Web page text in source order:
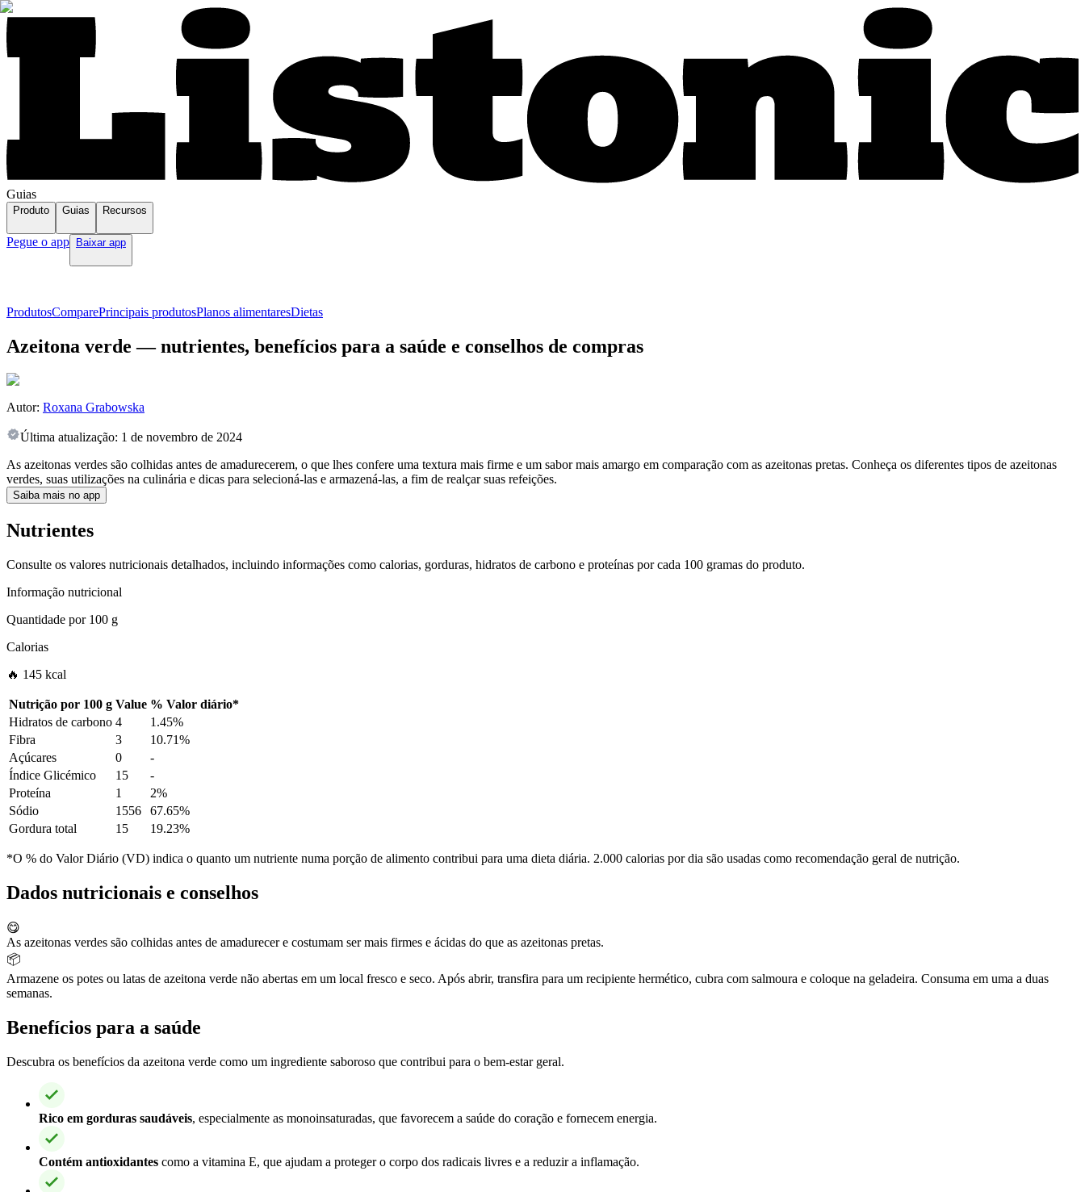
Guias
Produto Guias Recursos
Pegue o app Baixar app
ProdutosComparePrincipais produtosPlanos alimentaresDietas
Azeitona verde — nutrientes, benefícios para a saúde e conselhos de compras
Autor: Roxana Grabowska
Última atualização: 1 de novembro de 2024
As azeitonas verdes são colhidas antes de amadurecerem, o que lhes confere uma textura mais firme e um sabor mais amargo em comparação com as azeitonas pretas. Conheça os diferentes tipos de azeitonas
verdes, suas utilizações na culinária e dicas para selecioná-las e armazená-las, a fim de realçar suas refeições.
Saiba mais no app
Nutrientes
Consulte os valores nutricionais detalhados, incluindo informações como calorias, gorduras, hidratos de carbono e proteínas por cada 100 gramas do produto.
Informação nutricional
Quantidade por100 g
Calorias
🔥 145 kcal
Nutrição por 100 g Value % Valor diário*
Hidratos de carbono 4
1.45%
Fibra
3
10.71%
Açúcares
0
-
Índice Glicémico
15
-
Proteína
1
2%
Sódio
1556
67.65%
Gordura total
15 19.23%
*O % do Valor Diário (VD) indica o quanto um nutriente numa porção de alimento contribui para uma dieta diária. 2.000 calorias por dia são usadas como recomendação geral de nutrição.
Dados nutricionais e conselhos
😋
As azeitonas verdes são colhidas antes de amadurecer e costumam ser mais firmes e ácidas do que as azeitonas pretas.
📦
Armazene os potes ou latas de azeitona verde não abertas em um local fresco e seco. Após abrir, transfira para um recipiente hermético, cubra com salmoura e coloque na geladeira. Consuma em uma a duas
semanas.
Benefícios para a saúde
Descubra os benefícios da azeitona verde como um ingrediente saboroso que contribui para o bem-estar geral.
Rico em gorduras saudáveis, especialmente as monoinsaturadas, que favorecem a saúde do coração e fornecem energia.
Contém antioxidantes como a vitamina E, que ajudam a proteger o corpo dos radicais livres e a reduzir a inflamação.